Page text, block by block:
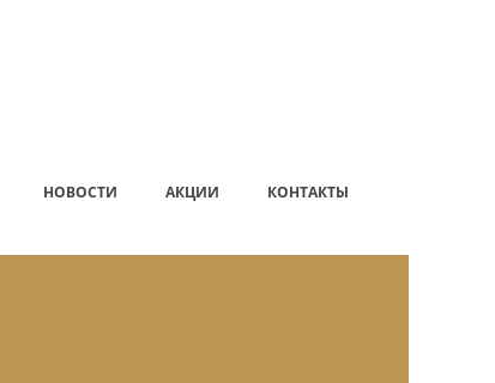
НОВОСТИ АКЦИИ КОНТАКТЫ